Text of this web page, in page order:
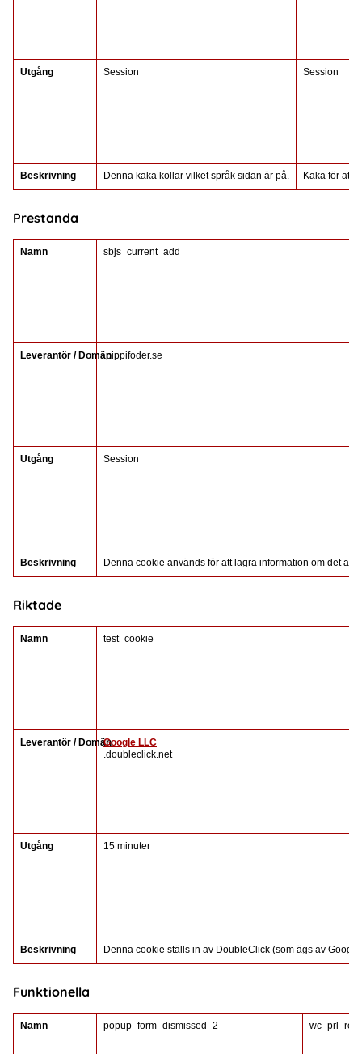
Utgång
Beskrivning
Session
Denna kaka kollar vilket språk sidan är på.
Session
Kaka för att
Prestanda
Namn
Leverantör / Domän
Utgång
Beskrivning
sbjs_current_add
.pippifoder.se
Session
Denna cookie används för att lagra information om det
Riktade
Namn
Leverantör / Domän
Utgång
Beskrivning
test_cookie
Google LLC
.doubleclick.net
15 minuter
Denna cookie ställs in av DoubleClick (som ägs av
Funktionella
Namn popup_form_dismissed_2